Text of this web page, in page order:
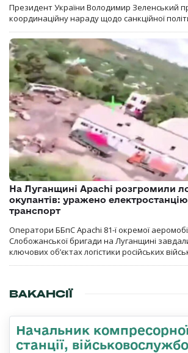
Президент України Володимир Зеленський
координаційну нараду щодо санкційної
На Луганщині Apachi розгромили
окупантів: уражено
транспорт
Оператори ББпС Apachi 81-ї окремої
Слобожанської бригади на Луганщині
ключових об’єктах логістики російських
ВАКАНСІЇ
Начальник
станції,